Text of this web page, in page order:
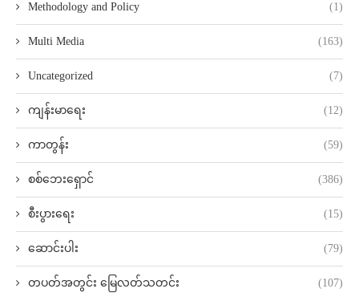
Methodology and Policy (1)
Multi Media (163)
Uncategorized (7)
ကျန်းမာရေး (12)
ကာတွန်း (59)
စစ်ဘေးရှောင် (386)
စီးပွားရေး (15)
ဆောင်းပါး (79)
တပတ်အတွင်း မြေလတ်သတင်း (107)